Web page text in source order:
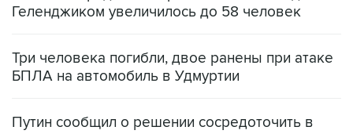
Геленджиком увеличилось до 58 человек
Три человека погибли, двое ранены при атаке
БПЛА на автомобиль в Удмуртии
Путин сообщил о решении сосредоточить в